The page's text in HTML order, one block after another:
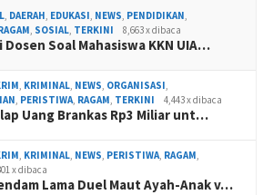
, DAERAH, EDUKASI, NEWS, PENDIDIKAN,
, SOSIAL, TERKINI 8,663 x dibaca
Soal Mahasiswa KKN UIA…
, KRIMINAL, NEWS, ORGANISASI,
, PERISTIWA, RAGAM, TERKINI 4,443 x dibaca
Uang Brankas Rp3 Miliar unt…
, KRIMINAL, NEWS, PERISTIWA, RAGAM,
x dibaca
Lama Duel Maut Ayah-Anak v…